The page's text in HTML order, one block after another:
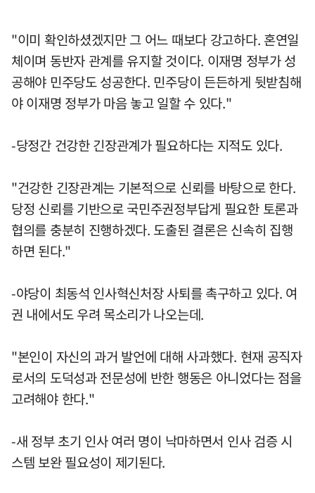
"이미 확인하셨겠지만 그 어느 때보다 강고하다. 혼연일
체이며 동반자 관계를 유지할 것이다. 이재명 정부가 성
공해야 민주당도 성공한다. 민주당이 든든하게 뒷받침해
야 이재명 정부가 마음 놓고 일할 수 있다."
-당정간 건강한 긴장관계가 필요하다는 지적도 있다.
"건강한 긴장관계는 기본적으로 신뢰를 바탕으로 한다.
당정 신뢰를 기반으로 국민주권정부답게 필요한 토론과
협의를 충분히 진행하겠다. 도출된 결론은 신속히 집행
하면 된다."
-야당이 최동석 인사혁신처장 사퇴를 촉구하고 있다. 여
권 내에서도 우려 목소리가 나오는데.
"본인이 자신의 과거 발언에 대해 사과했다. 현재 공직자
로서의 도덕성과 전문성에 반한 행동은 아니었다는 점을
고려해야 한다."
-새 정부 초기 인사 여러 명이 낙마하면서 인사 검증 시
스템 보완 필요성이 제기된다.